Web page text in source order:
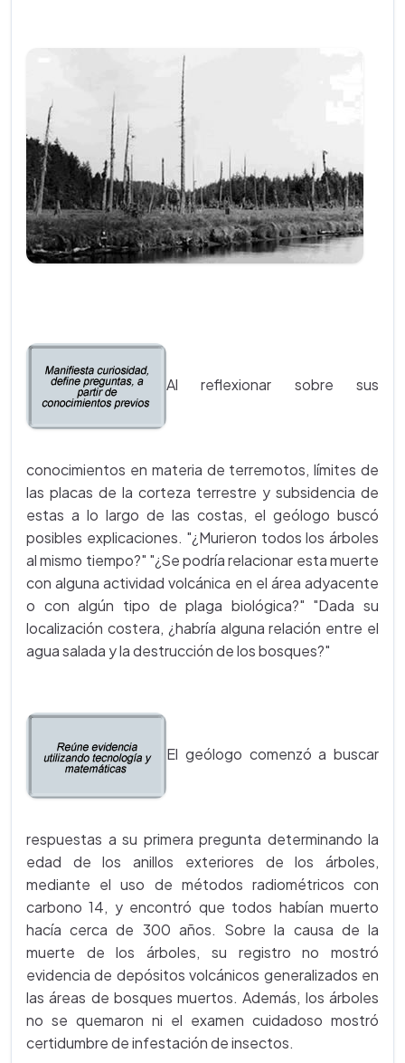
Al reflexionar sobre sus
conocimientos en materia de terremotos, límites de
las placas de la corteza terrestre y subsidencia de
estas a lo largo de las costas, el geólogo buscó
posibles explicaciones. "¿Murieron todos los árboles
al mismo tiempo?" "¿Se podría relacionar esta muerte
con alguna actividad volcánica en el área adyacente
o con algún tipo de plaga biológica?" "Dada su
localización costera, ¿habría alguna relación entre el
agua salada y la destrucción de los bosques?"
El geólogo comenzó a buscar
respuestas a su primera pregunta determinando la
edad de los anillos exteriores de los árboles,
mediante el uso de métodos radiométricos con
carbono 14, y encontró que todos habían muerto
hacía cerca de 300 años. Sobre la causa de la
muerte de los árboles, su registro no mostró
evidencia de depósitos volcánicos generalizados en
las áreas de bosques muertos. Además, los árboles
no se quemaron ni el examen cuidadoso mostró
certidumbre de infestación de insectos.